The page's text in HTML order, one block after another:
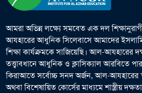
আমরা অভিন্ন লক্ষ্যে সমবেত এক দল
আযহারের আধুনিক সিলেবাসে আমাদের
শিক্ষা কার্যক্রমকে সাজিয়েছি। আল-আযহারের
তত্ত্বাবধানে আধুনিক ও ক্লাসিক্যাল আরবিতে
কিরাআতে সর্বোচ্চ সনদ অর্জন, আল-আযহারের
অথবা বিশেষায়িত কোর্সের মাধ্যমে শাস্ত্রীয়